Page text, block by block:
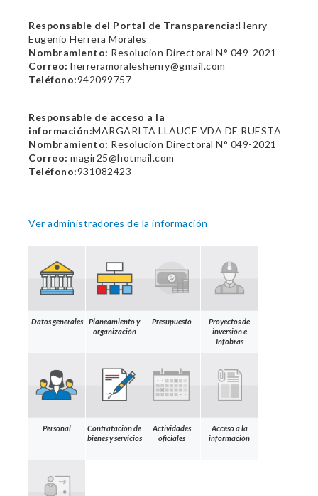
Responsable del Portal de Transparencia:Henry
Eugenio Herrera Morales
Nombramiento: Resolucion Directoral N° 049-2021
Correo: herreramoraleshenry@gmail.com
Teléfono:942099757
Responsable de acceso a la
información:MARGARITA LLAUCE VDA DE RUESTA
Nombramiento: Resolucion Directoral N° 049-2021
Correo: magir25@hotmail.com
Teléfono:931082423
Ver administradores de la información
Datos generales
Planeamiento y
organización
Presupuesto
Proyectos de
inversión e
Infobras
Personal
Contratación de
bienes y servicios
Actividades
oficiales
Acceso a la
información